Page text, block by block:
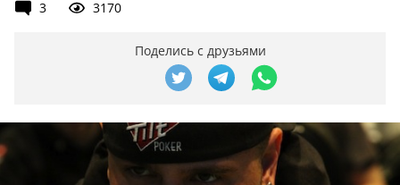
3
3170
Поделись с друзьями